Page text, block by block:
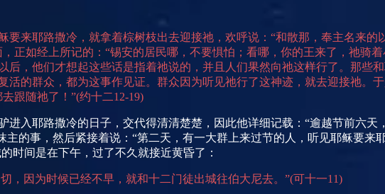
要来耶路撒冷，就拿着棕树枝出去迎接祂，欢呼说：“和散那，奉主名来的
正如经上所记的：“锡安的居民哪，不要惧怕；看哪，你的王来了，祂骑
后，他们才想起这些话是指着祂说的，并且人们果然向祂这样行了。那些
活的群众，都为这事作见证。群众因为听见祂行了这神迹，就去迎接祂。
跟随祂了！”(约十二12-19)
进入耶路撒冷的日子，交代得清清楚楚，因此他详细记载：“逾越节前六天
主的事，然后紧接着说：“第二天，有一大群上来过节的人，听见耶稣要来
时间是在下午，过了不久就接近黄昏了：
，因为时候已经不早，就和十二门徒出城往伯大尼去。”(可十一11)